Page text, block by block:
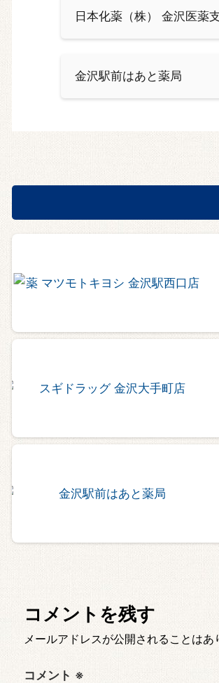
日本化薬（株） 金沢医薬
金沢駅前はあと薬局
コメントを残す
メールアドレスが公開されることはあ
コメント ※